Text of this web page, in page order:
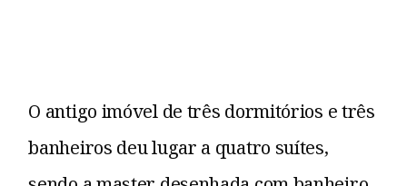
O antigo imóvel de três dormitórios e três
banheiros deu lugar a quatro suítes,